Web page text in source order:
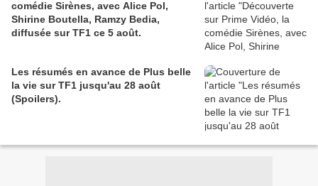
comédie Sirènes, avec Alice Pol,
Shirine Boutella, Ramzy Bedia,
diffusée sur TF1 ce 5 août.
Les résumés en avance de Plus belle
la vie sur TF1 jusqu'au 28 août
(Spoilers).